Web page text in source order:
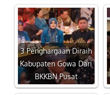
3 Penghargaan Diraih
Kabupaten Gowa Dari
BKKBN Pusat